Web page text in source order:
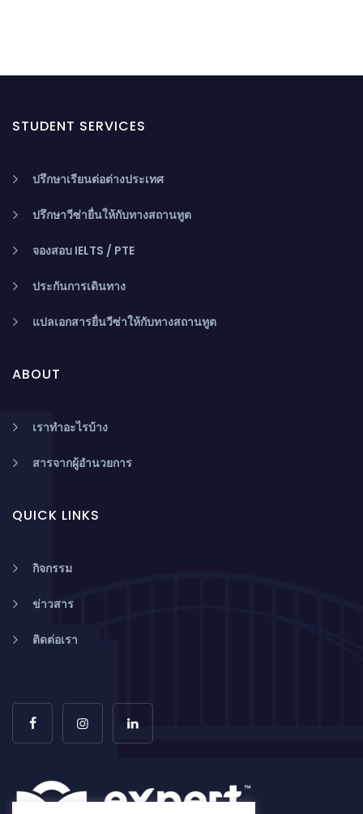
STUDENT SERVICES
ปรึกษาเรียนต่อต่างประเทศ
ปรึกษาวีซ่ายื่นให้กับทางสถานทูต
จองสอบ IELTS / PTE
ประกันการเดินทาง
แปลเอกสารยื่นวีซ่าให้กับทางสถานทูต
ABOUT
เราทำอะไรบ้าง
สารจากผู้อำนวยการ
QUICK LINKS
กิจกรรม
ข่าวสาร
ติดต่อเรา